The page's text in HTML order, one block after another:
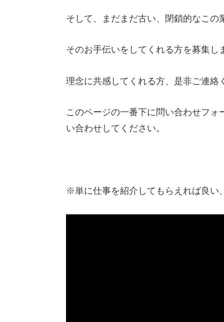
そして、まだまだ古い、閉鎖的なこ
そのお手伝いをしてくれる方を募集し
理念に共感してくれる方、是非ご連絡
このページの一番下に問い合わせフ
い合わせしてください。
※単に仕事を紹介してもらえれば良い